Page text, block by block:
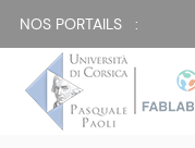
NOS PORTAILS :